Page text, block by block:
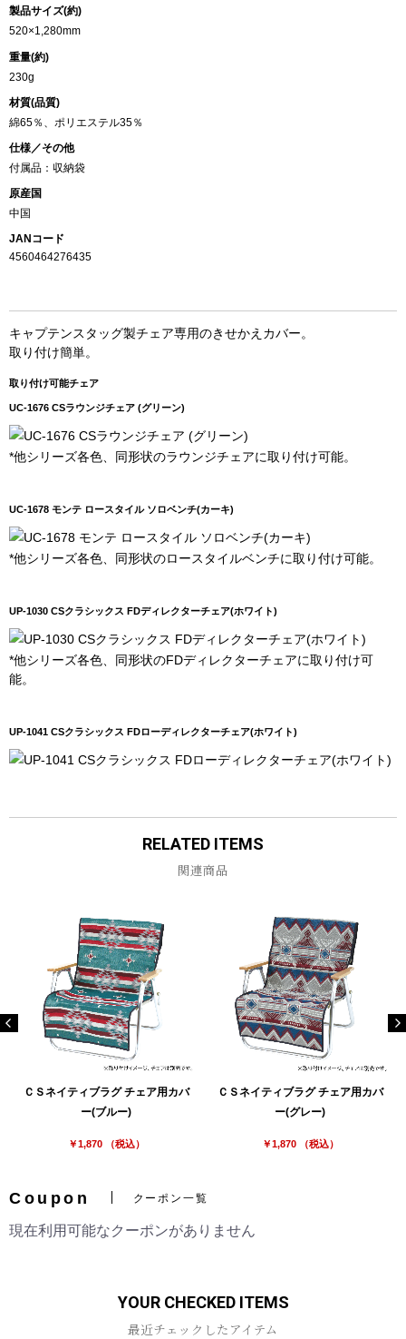
お買い物を続ける カートへ進む
製品サイズ(約)
520×1,280mm
重量(約)
230g
材質(品質)
綿65％、ポリエステル35％
仕様／その他
付属品：収納袋
原産国
中国
JANコード
4560464276435
キャプテンスタッグ製チェア専用のきせかえカバー。
取り付け簡単。
取り付け可能チェア
UC-1676 CSラウンジチェア (グリーン)
*他シリーズ各色、同形状のラウンジチェアに取り付け可能。
UC-1678 モンテ ロースタイル ソロベンチ(カーキ)
*他シリーズ各色、同形状のロースタイルベンチに取り付け可能。
UP-1030 CSクラシックス FDディレクターチェア(ホワイト)
*他シリーズ各色、同形状のFDディレクターチェアに取り付け可
能。
UP-1041 CSクラシックス FDローディレクターチェア(ホワイト)
RELATED ITEMS
関連商品
ＣＳネイティブラグ チェア用カバ
ー(ブルー)
￥1,870 （税込）
ＣＳネイティブラグ チェア用カバ
ー(グレー)
￥1,870 （税込）
Coupon クーポン一覧
現在利用可能なクーポンがありません
YOUR CHECKED ITEMS
最近チェックしたアイテム